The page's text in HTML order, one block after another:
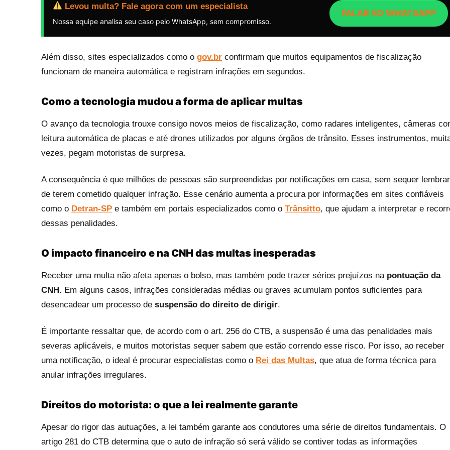
Levou multa? Fale agora com um especialista
Nossa equipe analisa seu caso pelo WhatsApp, sem compromisso.
FALAR NO WHATSAPP
Além disso, sites especializados como o gov.br confirmam que muitos equipamentos de fiscalização
funcionam de maneira automática e registram infrações em segundos.
Como a tecnologia mudou a forma de aplicar multas
O avanço da tecnologia trouxe consigo novos meios de fiscalização, como radares inteligentes, câmeras
leitura automática de placas e até drones utilizados por alguns órgãos de trânsito. Esses instrumentos,
vezes, pegam motoristas de surpresa.
A consequência é que milhões de pessoas são surpreendidas por notificações em casa, sem sequer lembrar
de terem cometido qualquer infração. Esse cenário aumenta a procura por informações em sites confiáveis
como o Detran-SP e também em portais especializados como o Trânsitto, que ajudam a interpretar e
dessas penalidades.
O impacto financeiro e na CNH das multas inesperadas
Receber uma multa não afeta apenas o bolso, mas também pode trazer sérios prejuízos na pontuação da
CNH. Em alguns casos, infrações consideradas médias ou graves acumulam pontos suficientes para
desencadear um processo de suspensão do direito de dirigir.
É importante ressaltar que, de acordo com o art. 256 do CTB, a suspensão é uma das penalidades mais
severas aplicáveis, e muitos motoristas sequer sabem que estão correndo esse risco. Por isso, ao receber
uma notificação, o ideal é procurar especialistas como o Rei das Multas, que atua de forma técnica para
anular infrações irregulares.
Direitos do motorista: o que a lei realmente garante
Apesar do rigor das autuações, a lei também garante aos condutores uma série de direitos fundamentais. O
artigo 281 do CTB determina que o auto de infração só será válido se contiver todas as informações